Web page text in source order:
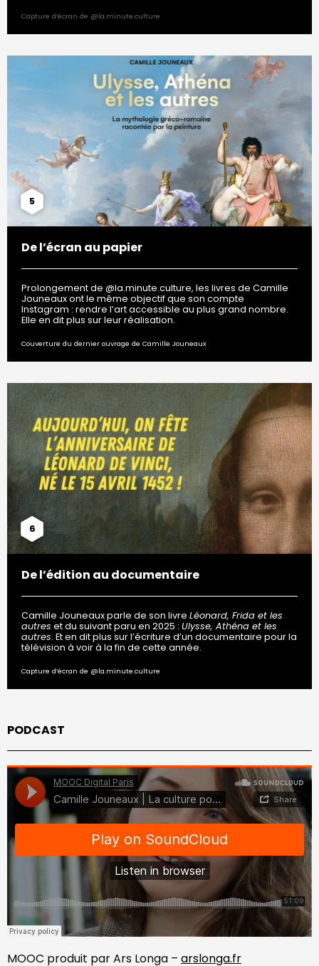
Capture d’écran de @la.minute.culture
5
De l’écran au papier
Prolongement de @la.minute.culture, les livres de Camille
Jouneaux ont le même objectif que son compte
Instagram : rendre l’art accessible au plus grand nombre.
Elle en dit plus sur leur réalisation.
Couverture du dernier ouvrage de Camille Jouneaux
6
De l’édition au documentaire
Camille Jouneaux parle de son livre Léonard, Frida et les
autres et du suivant paru en 2025 : Ulysse, Athéna et les
autres. Et en dit plus sur l’écriture d’un documentaire pour la
télévision à voir à la fin de cette année.
Capture d’écran de @la.minute.culture
PODCAST
MOOC produit par Ars Longa – arslonga.fr